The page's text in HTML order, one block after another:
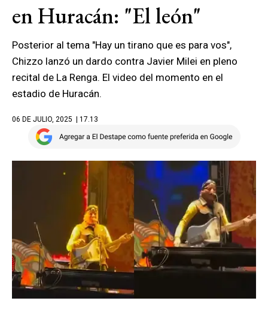
en Huracán: "El león"
Posterior al tema "Hay un tirano que es para vos",
Chizzo lanzó un dardo contra Javier Milei en pleno
recital de La Renga. El video del momento en el
estadio de Huracán.
06 DE JULIO, 2025 | 17.13